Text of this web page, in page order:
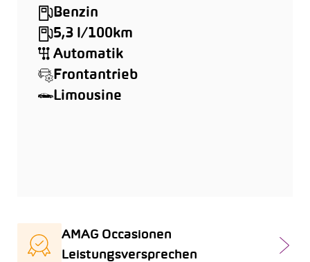
Benzin
5,3 l/100km
Automatik
Frontantrieb
Limousine
AMAG Occasionen
Leistungsversprechen